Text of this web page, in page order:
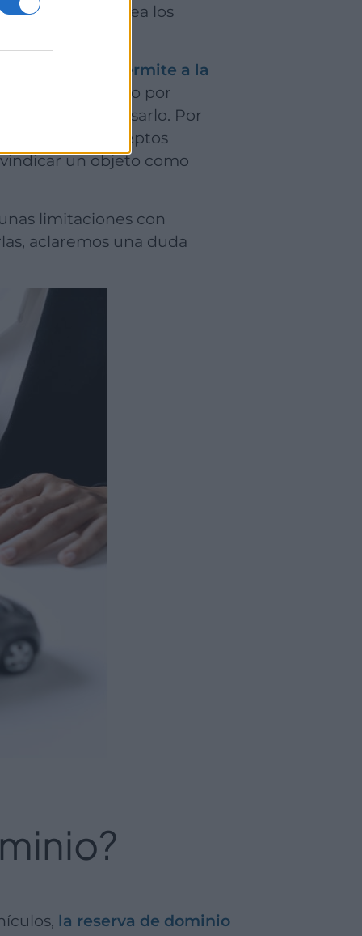
la entidad posea los
legal que permite a la
esté pagado por
posibilidad de usarlo. Por
estos conceptos
un objeto como
aclaremos una duda
la reserva de dominio